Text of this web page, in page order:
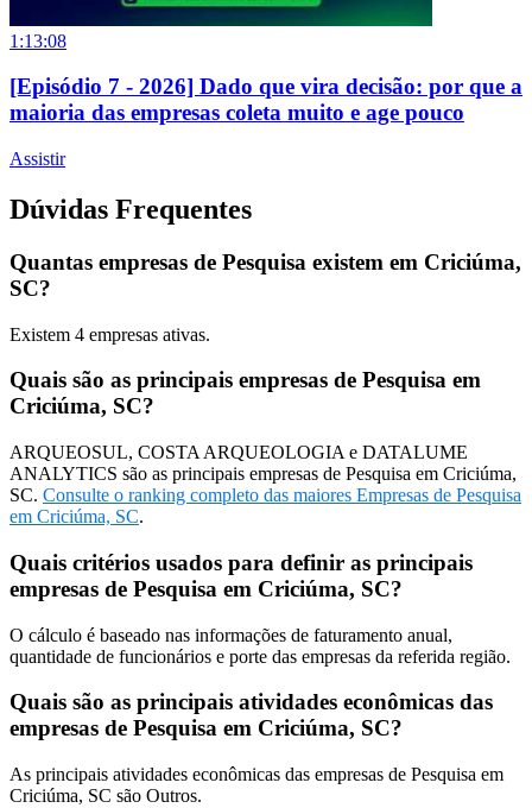
1:13:08
[Episódio 7 - 2026] Dado que vira decisão: por que a
maioria das empresas coleta muito e age pouco
Assistir
Dúvidas Frequentes
Quantas empresas de Pesquisa existem em Criciúma,
SC?
Existem 4 empresas ativas.
Quais são as principais empresas de Pesquisa em
Criciúma, SC?
ARQUEOSUL, COSTA ARQUEOLOGIA e DATALUME
ANALYTICS são as principais empresas de Pesquisa em Criciúma,
SC. Consulte o ranking completo das maiores Empresas de Pesquisa
em Criciúma, SC.
Quais critérios usados para definir as principais
empresas de Pesquisa em Criciúma, SC?
O cálculo é baseado nas informações de faturamento anual,
quantidade de funcionários e porte das empresas da referida região.
Quais são as principais atividades econômicas das
empresas de Pesquisa em Criciúma, SC?
As principais atividades econômicas das empresas de Pesquisa em
Criciúma, SC são Outros.